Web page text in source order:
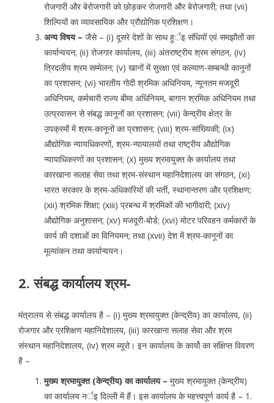
रोजगारी और बेरोजगारी को छोड़कर रोजगारी और बेरोजगारी; तथा (vii)
शिल्पियों का व्यावसायिक और प्रौद्योगिक प्रशिक्षण।
अन्य विषय – जैसे – (i) दूसरे देशों के साथ हुर्इ संधियों एवं समझौतों का
कार्यान्वयन; (ii) रोजगार कार्यालय, (iii) अंतराष्ट्रीय श्रम संगठन, (iv)
त्रिदलीय श्रम सम्मेलन; (v) खानों में सुरक्षा एवं कल्याण-सम्बन्धी कानूनों
का प्रशासन; (vi) भारतीय गोदी श्रमिक अधिनियम, न्यूनतम मजदूरी
अधिनियम, कर्मचारी राज्य बीमा अधिनियम, बागान श्रमिक अधिनियम तथा
उत्प्रवासन से संबद्ध कानूनों का प्रशासन; (vii) केन्द्रीय क्षेत्र के
उपक्रमों में श्रम-कानूनों का प्रशासन; (viii) श्रम-सांख्यिकी; (ix)
औद्योगिक न्यायधिकरणों, श्रम-न्यायालयों तथा राष्ट्रीय औद्योगिक
न्यायाधिकरणों का प्रशासन; (x) मुख्य श्रमायुक्त के कार्यालय तथा
कारखाना सलाह सेवा तथा श्रम-संस्थान महानिदेशालय का संगठन, (xi)
भारत सरकार के श्रम-अधिकारियों की भर्ती, स्थानान्तरण और प्रशिक्षण;
(xii) श्रमिक शिक्षा; (xiii) प्रबन्ध में श्रमिकों की भागीदारी; (xiv)
औद्योगिक अनुशासन; (xv) मजदूरी-बोर्ड; (xvi) मोटर परिवहन कर्मकारों के
कार्य की दशाओं का विनियमन; तथा (xvii) देश में श्रम-कानूनों का
मूल्यांकन तथा कार्यान्वयन।
2. संबद्ध कार्यालय श्रम-
मंत्रालय से संबद्ध कार्यालय है – (i) मुख्य श्रमायुक्त (केन्द्रीय) का कार्यालय, (ii)
रोजगार और प्रशिक्षण महानिदेशालय, (iii) कारखाना सलाह सेवा और श्रम
संस्थान महानिदेशालय, (iv) श्रम ब्यूरो। इन कार्यालय के कार्यो का संक्षिप्त विवरण
है –
मुख्य श्रमायुक्त (केन्द्रीय) का कार्यालय – मुख्य श्रमायुक्त (केन्द्रीय)
का कार्यालय नर्इ दिल्ली में हैं। इस कार्यालय के महत्त्वपूर्ण कार्य है – 1.